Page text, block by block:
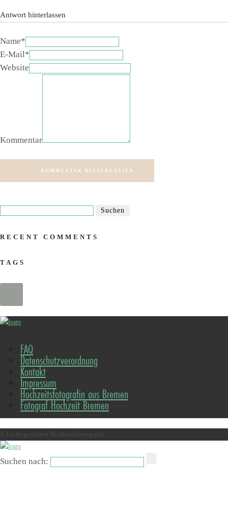
Antwort hinterlassen
Name*
E-Mail*
Website
Kommentar
KOMMENTAR HINTERLASSEN
RECENT COMMENTS
TAGS
FAQ
Datenschutzverordnung
Kontakt
Impressum
Hochzeitsfotografin aus Bremen
Fotograf Hochzeit Bremen
© Licht-gestalten Hochzeitsfotografie
Suchen nach: